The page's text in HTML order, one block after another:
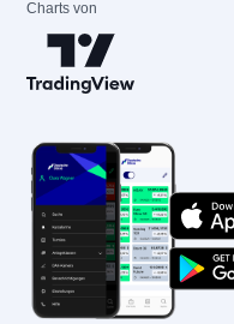
Charts von